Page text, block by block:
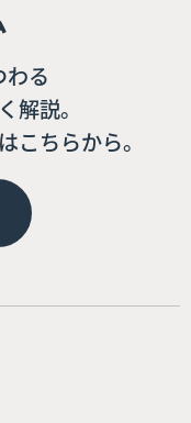
わる
解説。
こちらから。